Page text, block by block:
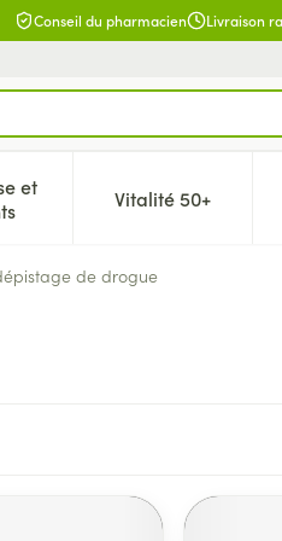
Conseil du pharmacien Livraison
soins et hygiène
la catégorie Régime,
et
le sous-menu pour la
Vitalité 50+
Afficher le
de drogue